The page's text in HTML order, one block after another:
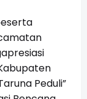
Peduli”